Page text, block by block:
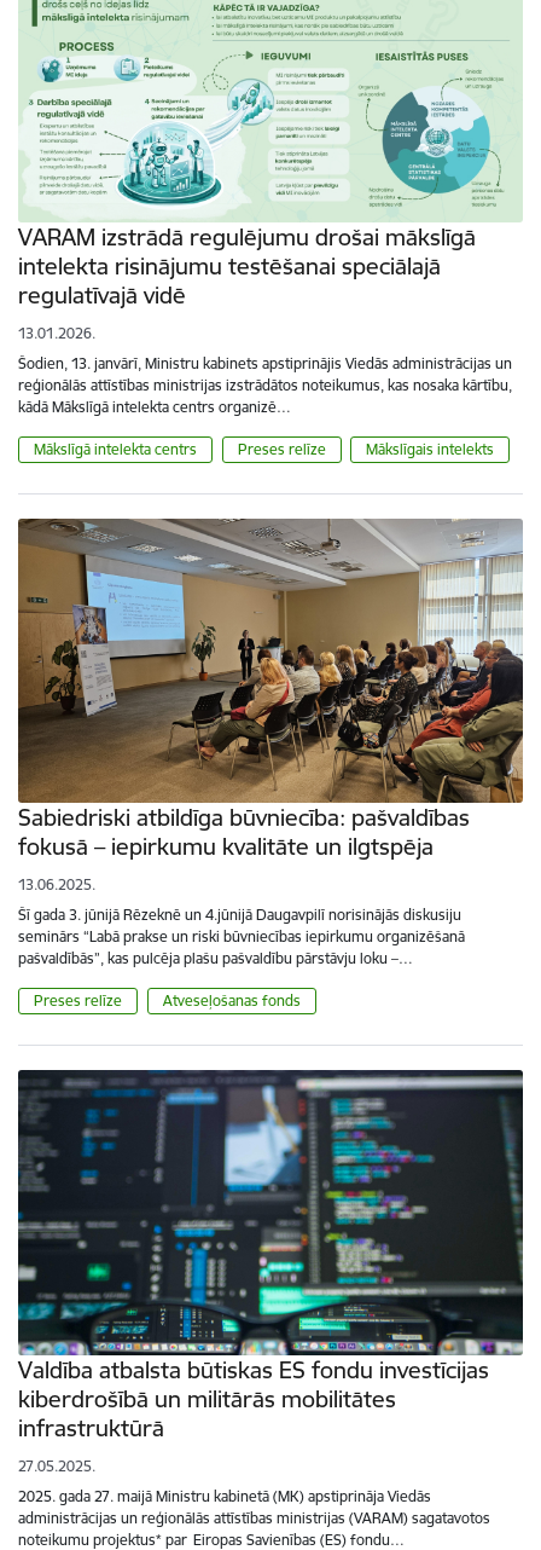
VARAM izstrādā regulējumu drošai mākslīgā
intelekta risinājumu testēšanai speciālajā
regulatīvajā vidē
13.01.2026.
Šodien, 13. janvārī, Ministru kabinets apstiprinājis Viedās administrācijas un
reģionālās attīstības ministrijas izstrādātos noteikumus, kas nosaka kārtību,
kādā Mākslīgā intelekta centrs organizē…
Mākslīgā intelekta centrs Preses relīze Mākslīgais intelekts
Sabiedriski atbildīga būvniecība: pašvaldības
fokusā – iepirkumu kvalitāte un ilgtspēja
13.06.2025.
Šī gada 3. jūnijā Rēzeknē un 4.jūnijā Daugavpilī norisinājās diskusiju
seminārs “Labā prakse un riski būvniecības iepirkumu organizēšanā
pašvaldībās”, kas pulcēja plašu pašvaldību pārstāvju loku –…
Preses relīze Atveseļošanas fonds
Valdība atbalsta būtiskas ES fondu investīcijas
kiberdrošībā un militārās mobilitātes
infrastruktūrā
27.05.2025.
2025. gada 27. maijā Ministru kabinetā (MK) apstiprināja Viedās
administrācijas un reģionālās attīstības ministrijas (VARAM) sagatavotos
noteikumu projektus* par Eiropas Savienības (ES) fondu…